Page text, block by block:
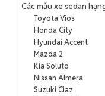
Các mẫu xe sedan
Toyota Vios
Honda City
Hyundai Accent
Mazda 2
Kia Soluto
Nissan Almera
Suzuki Ciaz